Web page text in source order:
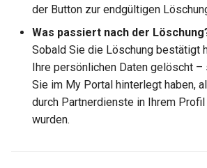
der Button zur endgültigen
Was passiert nach der
Sobald Sie die Löschung bestätigt
Ihre persönlichen Daten gelöscht –
Sie im My Portal hinterlegt haben,
durch Partnerdienste in Ihrem
wurden.